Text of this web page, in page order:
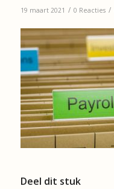
19 maart 2021 / 0 Reacties /
Deel dit stuk